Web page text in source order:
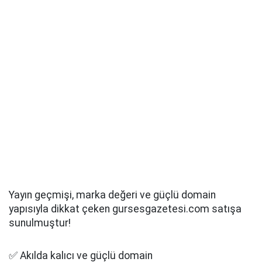
Yayın geçmişi, marka değeri ve güçlü domain
yapısıyla dikkat çeken gursesgazetesi.com satışa
sunulmuştur!
✅ Akılda kalıcı ve güçlü domain